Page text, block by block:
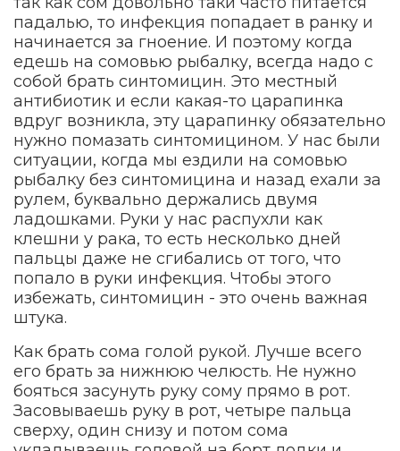
падалью, то инфекция попадает в ранку и
начинается за гноение. И поэтому когда
едешь на сомовью рыбалку, всегда надо с
собой брать синтомицин. Это местный
антибиотик и если какая-то царапинка
вдруг возникла, эту царапинку обязательно
нужно помазать синтомицином. У нас были
ситуации, когда мы ездили на сомовью
рыбалку без синтомицина и назад ехали за
рулем, буквально держались двумя
ладошками. Руки у нас распухли как
клешни у рака, то есть несколько дней
пальцы даже не сгибались от того, что
попало в руки инфекция. Чтобы этого
избежать, синтомицин - это очень важная
штука.
Как брать сома голой рукой. Лучше всего
его брать за нижнюю челюсть. Не нужно
бояться засунуть руку сому прямо в рот.
Засовываешь руку в рот, четыре пальца
сверху, один снизу и потом сома